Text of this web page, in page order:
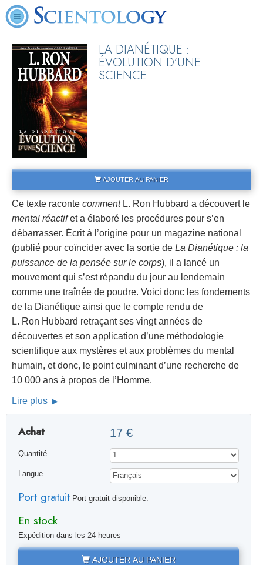
LA DIANÉTIQUE :
ÉVOLUTION D’UNE
SCIENCE
AJOUTER AU PANIER
Ce texte raconte commentL. Ron Hubbard a découvert le
mental réactifet a élaboré les procédures pour s’en
débarrasser. Écrit à l’origine pour un magazine national
(publié pour coïncider avec la sortie de La Dianétique : la
puissance de la pensée sur le corps), il a lancé un
mouvement qui s’est répandu du jour au lendemain
comme une traînée de poudre. Voici donc les fondements
de la Dianétique ainsi que le compte rendu de
L. Ron Hubbard retraçant ses vingt années de
découvertes et son application d’une méthodologie
scientifique aux mystères et aux problèmes du mental
humain, et donc, le point culminant d’une recherche de
10 000 ans à propos de l’Homme.
Lire plus
Achat 17 €
Quantité
Langue
Port gratuitPort gratuit disponible.
En stock
Expédition dans les 24 heures
AJOUTER AU PANIER